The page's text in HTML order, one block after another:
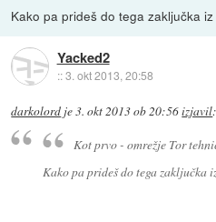
Kako pa prideš do tega zaključka
Yacked2
::3. okt 2013, 20:58
darkolord je3. okt 2013 ob 20:56izjavil:
Kot prvo - omrežje Tor
Kako pa prideš do tega zaključka